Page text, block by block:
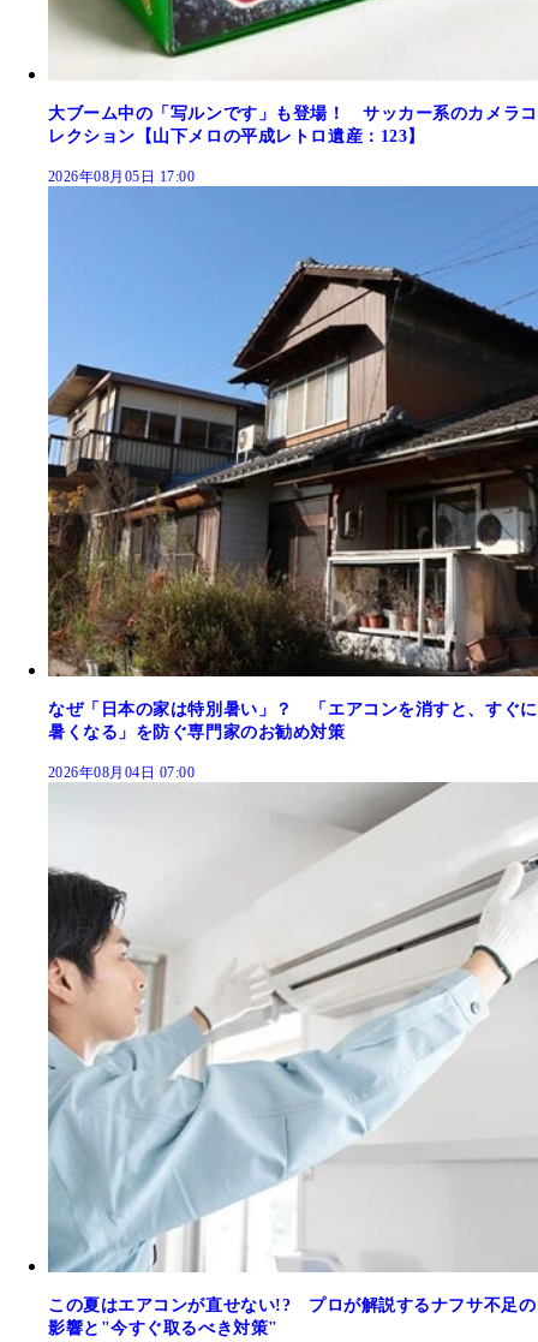
大ブーム中の「写ルンです」も登場！ サッカー系のカメラコ
レクション【山下メロの平成レトロ遺産：123】
2026年08月05日 17:00
なぜ「日本の家は特別暑い」？ 「エアコンを消すと、すぐに
暑くなる」を防ぐ専門家のお勧め対策
2026年08月04日 07:00
この夏はエアコンが直せない!? プロが解説するナフサ不足の
影響と"今すぐ取るべき対策"